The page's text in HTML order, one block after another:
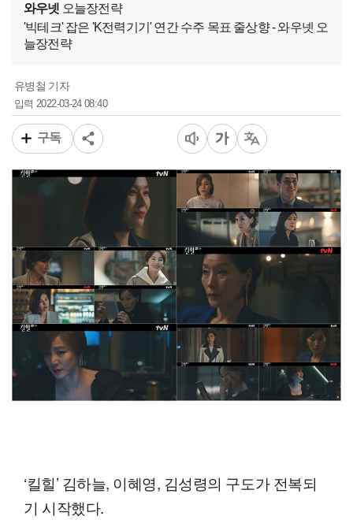
와우넷 오늘장전략
'빅테크' 잡은 'K전력기기' 연간 수주 목표 줄상향 - 와우넷 오
늘장전략
유병철 기자
입력 2022-03-24 08:40
구독
‘킬힐’ 김하늘, 이혜영, 김성령의 구도가 전복되
기 시작했다.